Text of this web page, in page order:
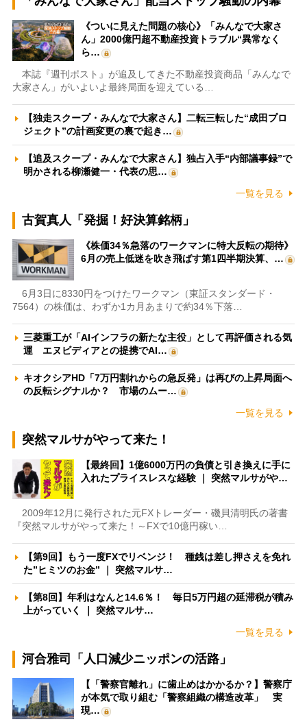
《ついに見えた問題の核心》「みんなで大家さ
ん」2000億円超不動産投資トラブル“異常なく
ら…
本誌『週刊ポスト』が追及してきた不動産投資商品「みんなで
大家さん」がいよいよ最終局面を迎えている…
【独走スクープ・みんなで大家さん】二転三転した“成田プロ
ジェクト”の計画変更の裏で起き…
【追及スクープ・みんなで大家さん】独占入手“内部議事録”で
明かされる柳瀬健一・代表の思…
一覧を見る
古賀真人「発掘！好決算銘柄」
《株価34％急落のワークマンに特大反転の期待》
6月の売上低迷を吹き飛ばす第1四半期決算、…
6月3日に8330円をつけたワークマン（東証スタンダード・
7564）の株価は、わずか1カ月あまりで約34％下落…
三菱重工が「AIインフラの新たな主役」として再評価される気
運 エヌビディアとの提携でAI…
キオクシアHD「7万円割れからの急反発」は再びの上昇局面へ
の反転シグナルか？ 市場のムー…
一覧を見る
突然マルサがやって来た！
【最終回】1億6000万円の負債と引き換えに手に
入れたプライスレスな経験 ｜ 突然マルサがや…
2009年12月に発行された元FXトレーダー・磯貝清明氏の著書
『突然マルサがやって来た！～FXで10億円稼い…
【第9回】もう一度FXでリベンジ！ 種銭は差し押さえを免れ
た”ヒミツのお金” ｜ 突然マルサ…
【第8回】年利はなんと14.6％！ 毎日5万円超の延滞税が積み
上がっていく ｜ 突然マルサ…
一覧を見る
河合雅司「人口減少ニッポンの活路」
【「警察官離れ」に歯止めはかかるか？】警察庁
が本気で取り組む「警察組織の構造改革」 実
現…